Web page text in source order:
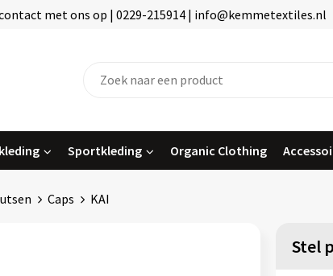
met ons op | 0229-215914 | info@kemmetextiles.nl
Sportkleding Organic Clothing
Caps KAI
Stel